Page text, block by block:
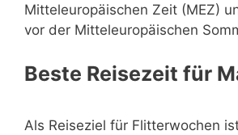
Mitteleuropäischen Zeit (MEZ)
vor der Mitteleuropäischen
Beste Reisezeit für
Als Reiseziel für Flitterwochen